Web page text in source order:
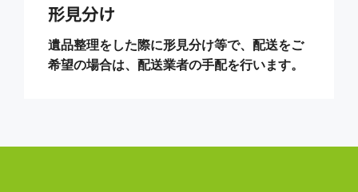
形見分け
遺品整理をした際に形見分け等で、配送をご
希望の場合は、配送業者の手配を行います。